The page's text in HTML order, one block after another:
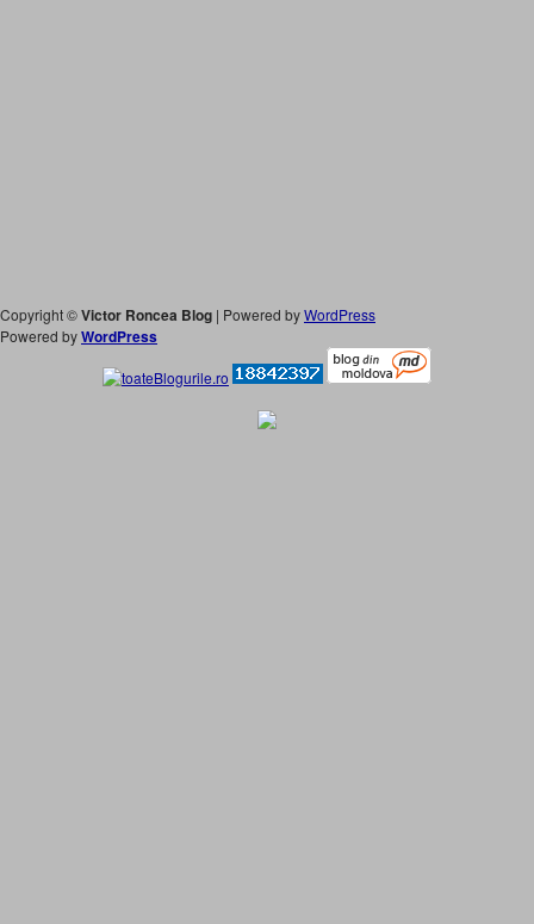
Copyright ©Victor Roncea Blog | Powered byWordPress
Powered byWordPress